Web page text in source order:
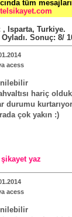
tüm
, Isparta, Turkiye.
. Sonuç: 8/
acess
hariç
durumu
çok yakın :)
yaz
acess